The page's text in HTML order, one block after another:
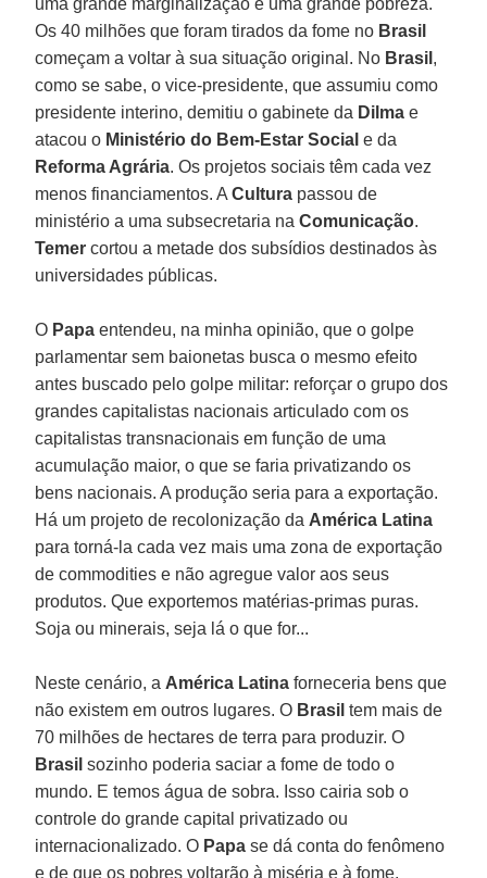
Os 40 milhões que foram tirados da fome no Brasil
começam a voltar à sua situação original. No Brasil ,
como se sabe, o vice-presidente, que assumiu como
presidente interino, demitiu o gabinete da Dilma e
atacou o Ministério do Bem-Estar Social e da
Reforma Agrária. Os projetos sociais têm cada vez
menos financiamentos. ACultura passou de
ministério a uma subsecretaria naComunicação.
Temer cortou a metade dos subsídios destinados às
universidades públicas.
O Papa entendeu, na minha opinião, que o golpe
parlamentar sem baionetas busca o mesmo efeito
antes buscado pelo golpe militar: reforçar o grupo dos
grandes capitalistas nacionais articulado com os
capitalistas transnacionais em função de uma
acumulação maior, o que se faria privatizando os
bens nacionais. A produção seria para a exportação.
Há um projeto de recolonização da América Latina
para torná-la cada vez mais uma zona de exportação
de commodities e não agregue valor aos seus
produtos. Que exportemos matérias-primas puras.
Soja ou minerais, seja lá o que for...
Neste cenário, a América Latina forneceria bens que
não existem em outros lugares. O Brasil tem mais de
70 milhões de hectares de terra para produzir. O
Brasil sozinho poderia saciar a fome de todo o
mundo. E temos água de sobra. Isso cairia sob o
controle do grande capital privatizado ou
internacionalizado. O Papa se dá conta do fenômeno
e de que os pobres voltarão à miséria e à fome.